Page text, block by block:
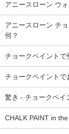
アニースローン ウ
アニースローン チ
何？
チョークペイントで
チョークペイント
驚き - チョークペイ
CHALK PAINT in